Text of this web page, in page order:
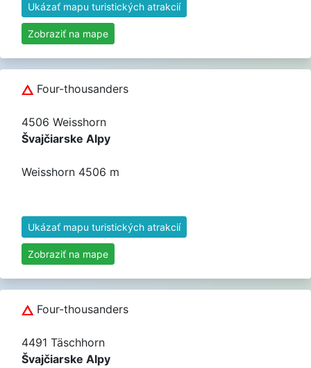
Ukázať mapu turistických atrakcií
Zobraziť na mape
Four-thousanders
4506 Weisshorn
Švajčiarske Alpy
Weisshorn 4506 m
Ukázať mapu turistických atrakcií
Zobraziť na mape
Four-thousanders
4491 Täschhorn
Švajčiarske Alpy